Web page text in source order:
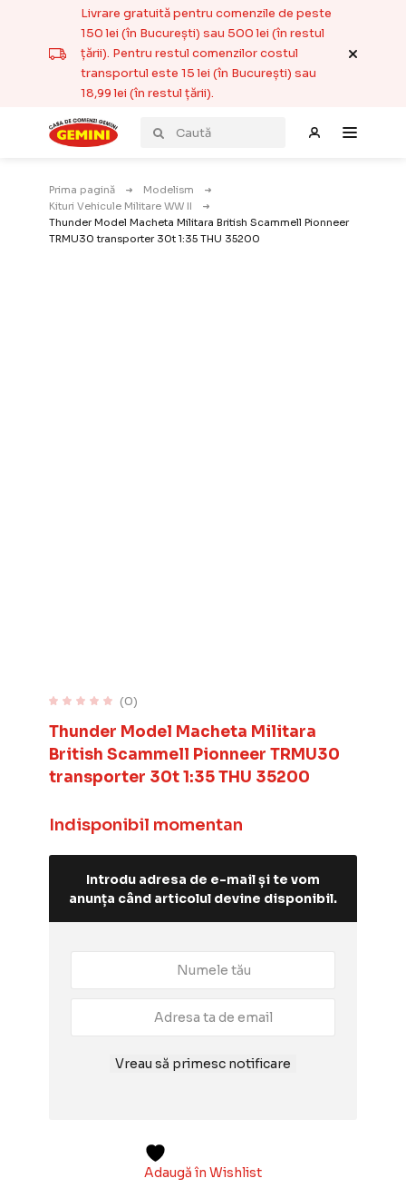
Livrare gratuită pentru comenzile de peste
150 lei (în București) sau 500 lei (în restul
țării). Pentru restul comenzilor costul
transportul este 15 lei (în București) sau
18,99 lei (în restul țării).
Prima pagină
Modelism
Kituri Vehicule Militare WW II
Thunder Model Macheta Militara British Scammell Pionneer
TRMU30 transporter 30t 1:35 THU 35200
(0)
Thunder Model Macheta Militara
British Scammell Pionneer TRMU30
transporter 30t 1:35 THU 35200
Indisponibil momentan
Introdu adresa de e-mail și te vom
anunța când articolul devine disponibil.
Vreau să primesc notificare
Adaugă în Wishlist